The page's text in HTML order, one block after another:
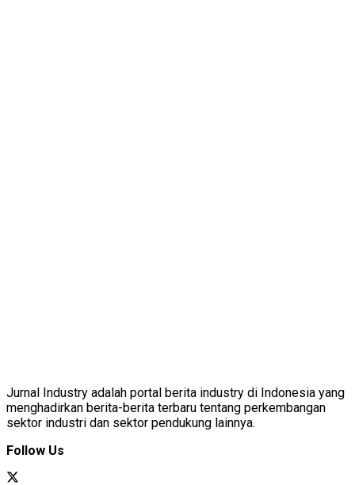
Jurnal Industry adalah portal berita industry di Indonesia yang
menghadirkan berita-berita terbaru tentang perkembangan
sektor industri dan sektor pendukung lainnya.
Follow Us